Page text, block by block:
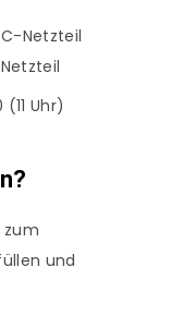
Netzteil
(11 Uhr)
und